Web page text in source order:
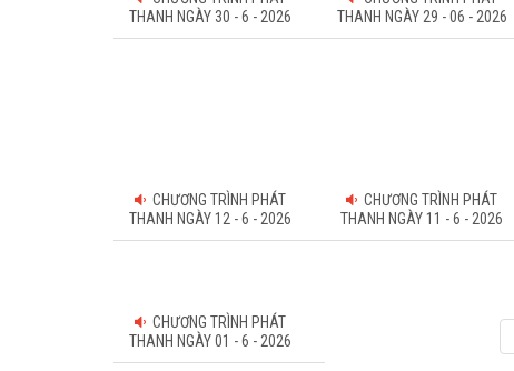
THANH NGÀY 30 - 6 - 2026
THANH NGÀY 29 - 06 - 2026
CHƯƠNG TRÌNH PHÁT
THANH NGÀY 12 - 6 - 2026
CHƯƠNG TRÌNH PHÁT
THANH NGÀY 11 - 6 - 2026
CHƯƠNG TRÌNH PHÁT
THANH NGÀY 01 - 6 - 2026